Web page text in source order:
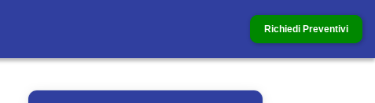
Richiedi Preventivi